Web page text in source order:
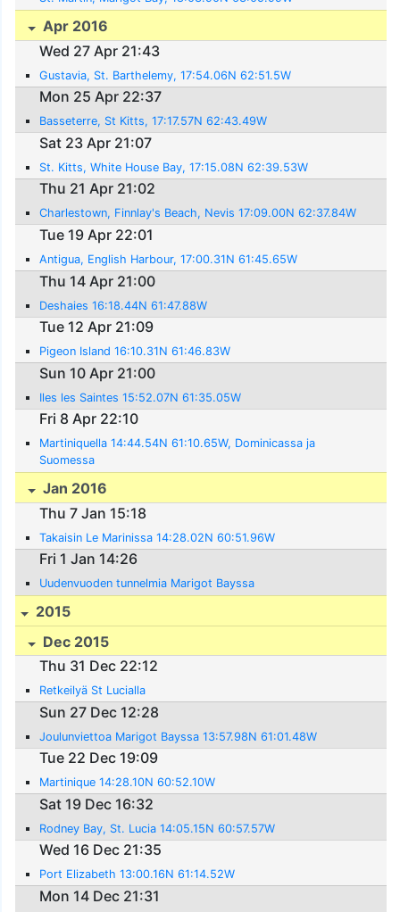
Apr 2016
Wed 27 Apr 21:43
Gustavia, St. Barthelemy, 17:54.06N 62:51.5W
Mon 25 Apr 22:37
Basseterre, St Kitts, 17:17.57N 62:43.49W
Sat 23 Apr 21:07
St. Kitts, White House Bay, 17:15.08N 62:39.53W
Thu 21 Apr 21:02
Charlestown, Finnlay's Beach, Nevis 17:09.00N 62:37.84W
Tue 19 Apr 22:01
Antigua, English Harbour, 17:00.31N 61:45.65W
Thu 14 Apr 21:00
Deshaies 16:18.44N 61:47.88W
Tue 12 Apr 21:09
Pigeon Island 16:10.31N 61:46.83W
Sun 10 Apr 21:00
Iles les Saintes 15:52.07N 61:35.05W
Fri 8 Apr 22:10
Martiniquella 14:44.54N 61:10.65W, Dominicassa ja
Suomessa
Jan 2016
Thu 7 Jan 15:18
Takaisin Le Marinissa 14:28.02N 60:51.96W
Fri 1 Jan 14:26
Uudenvuoden tunnelmia Marigot Bayssa
2015
Dec 2015
Thu 31 Dec 22:12
Retkeilyä St Lucialla
Sun 27 Dec 12:28
Joulunviettoa Marigot Bayssa 13:57.98N 61:01.48W
Tue 22 Dec 19:09
Martinique 14:28.10N 60:52.10W
Sat 19 Dec 16:32
Rodney Bay, St. Lucia 14:05.15N 60:57.57W
Wed 16 Dec 21:35
Port Elizabeth 13:00.16N 61:14.52W
Mon 14 Dec 21:31